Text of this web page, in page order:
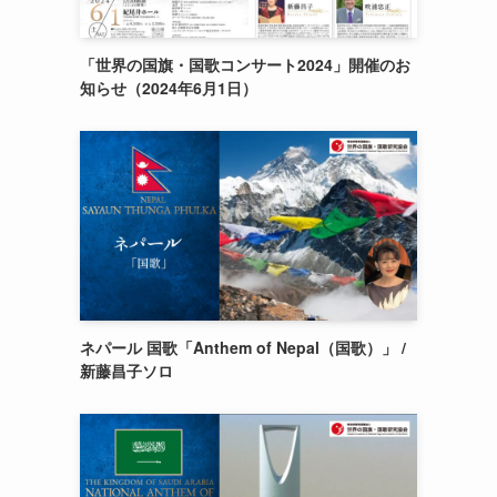
「世界の国旗・国歌コンサート2024」開催のお
知らせ（2024年6月1日）
ネパール 国歌「Anthem of Nepal（国歌）」 /
新藤昌子ソロ